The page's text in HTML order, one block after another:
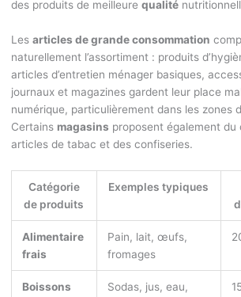
des produits de meilleure qualité
Les articles de grande consommation
naturellement l’assortiment : produits
articles d’entretien ménager basiques,
journaux et magazines gardent leur place
numérique, particulièrement dans les zones
Certains magasins proposent également du
articles de tabac et des confiseries.
Catégorie
de produits
Exemples typiques
Alimentaire
frais
Pain, lait, œufs,
fromages
Boissons
Sodas, jus, eau,